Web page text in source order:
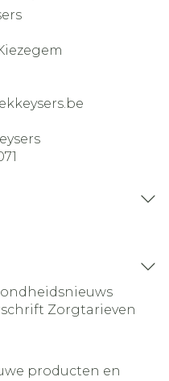
Zorgtarieven
producten en